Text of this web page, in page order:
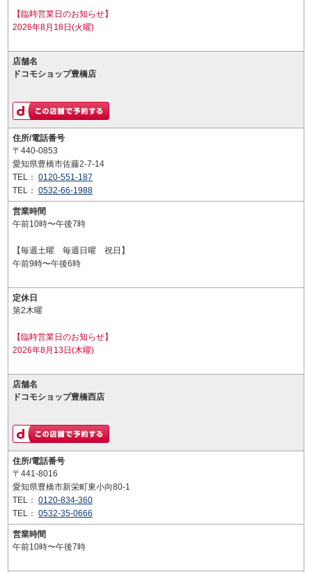
【臨時営業日のお知らせ】
2026年8月18日(火曜)
店舗名
ドコモショップ豊橋店
住所/電話番号
〒440-0853
愛知県豊橋市佐藤2-7-14
TEL： 0120-551-187
TEL： 0532-66-1988
営業時間
午前10時〜午後7時
【毎週土曜 毎週日曜 祝日】
午前9時〜午後6時
定休日
第2木曜
【臨時営業日のお知らせ】
2026年8月13日(木曜)
店舗名
ドコモショップ豊橋西店
住所/電話番号
〒441-8016
愛知県豊橋市新栄町東小向80-1
TEL： 0120-834-360
TEL： 0532-35-0666
営業時間
午前10時〜午後7時